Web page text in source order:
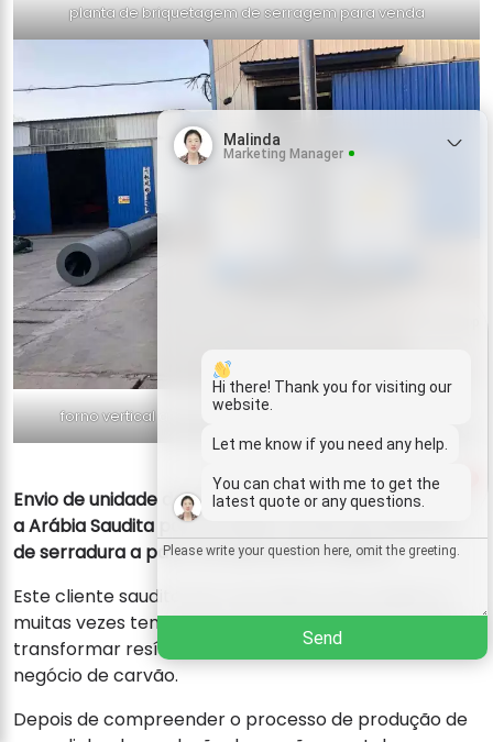
planta de briquetagem de serragem para venda
forno vertical a carvão para briquetes de serragem
Envio de unidade de processamento de carvão para
a Arábia Saudita para produzir carvão de briquetes
de serradura a partir de aparas de madeira
Este cliente saudita tem uma fábrica de madeira e
muitas vezes tem muitas aparas de madeira e quer
transformar resíduos em tesouros, por isso iniciou um
negócio de carvão.
Depois de compreender o processo de produção de
Wechat
Chat
Malinda
Marketing Manager
Hi there! Thank you for visiting our
website.
Let me know if you need any help.
You can chat with me to get the
latest quote or any questions.
Send